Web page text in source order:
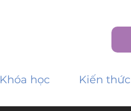
Khóa học Kiến thức